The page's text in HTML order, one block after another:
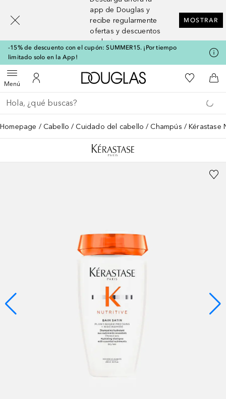
app de Douglas y
recibe regularmente
ofertas y descuentos
exclusivos
MOSTRAR
-15% de descuento con el cupón: SUMMER15. ¡Por tiempo
limitado solo en la App!
MenúAbrir menúMi cuenta
A Douglas HomeMi lista de
A
Regresar
Ejecutar búsqueda
Homepage Cabello Cuidado del cabello Champús Kérastase
[navigation.slideout.screenreader]